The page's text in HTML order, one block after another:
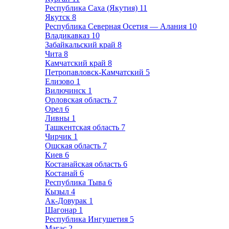
Республика Саха (Якутия) 11
Якутск 8
Республика Северная Осетия — Алания 10
Владикавказ 10
Забайкальский край 8
Чита 8
Камчатский край 8
Петропавловск-Камчатский 5
Елизово 1
Вилючинск 1
Орловская область 7
Орел 6
Ливны 1
Ташкентская область 7
Чирчик 1
Ошская область 7
Киев 6
Костанайская область 6
Костанай 6
Республика Тыва 6
Кызыл 4
Ак-Довурак 1
Шагонар 1
Республика Ингушетия 5